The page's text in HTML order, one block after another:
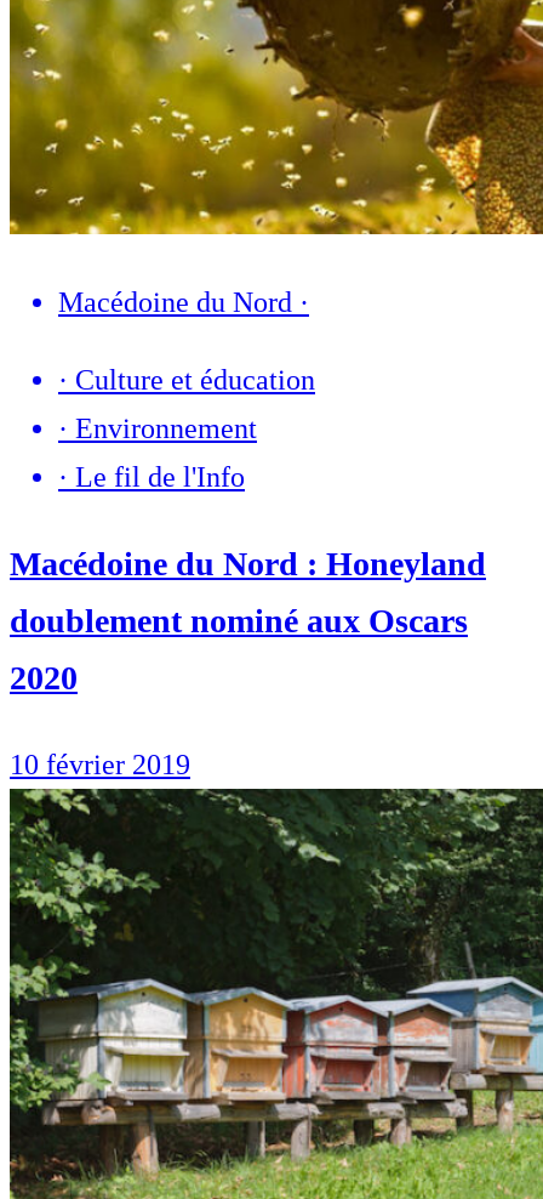
Macédoine du Nord ·
· Culture et éducation
· Environnement
· Le fil de l'Info
Macédoine du Nord : Honeyland
doublement nominé aux Oscars
2020
10 février 2019